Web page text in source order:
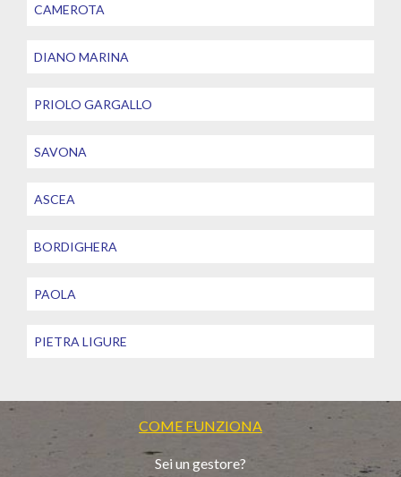
CAMEROTA
DIANO MARINA
PRIOLO GARGALLO
SAVONA
ASCEA
BORDIGHERA
PAOLA
PIETRA LIGURE
COME FUNZIONA
Sei un gestore?